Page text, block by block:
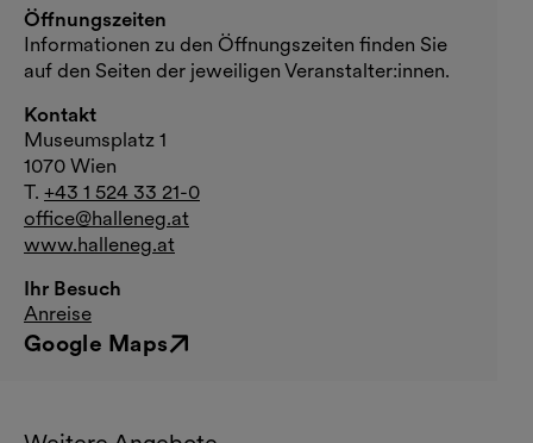
Öffnungszeiten
Informationen zu den Öffnungszeiten finden Sie
auf den Seiten der jeweiligen Veranstalter:innen.
Kontakt
Museumsplatz 1
1070 Wien
T. +43 1 524 33 21-0
office@halleneg.at
www.halleneg.at
Ihr Besuch
Anreise
Google Maps
Externer Link